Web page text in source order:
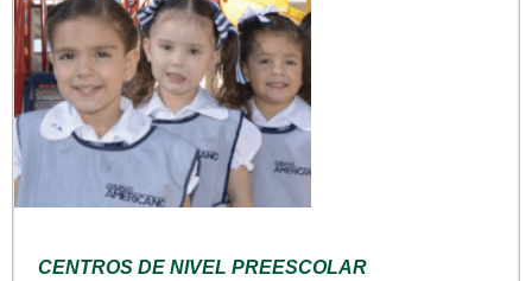
CENTROS DE NIVEL PREESCOLAR